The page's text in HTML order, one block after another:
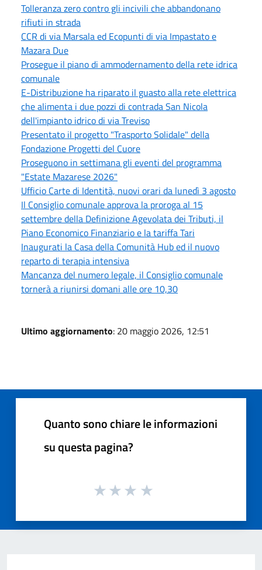
Tolleranza zero contro gli incivili che abbandonano
rifiuti in strada
CCR di via Marsala ed Ecopunti di via Impastato e
Mazara Due
Prosegue il piano di ammodernamento della rete idrica
comunale
E-Distribuzione ha riparato il guasto alla rete elettrica
che alimenta i due pozzi di contrada San Nicola
dell'impianto idrico di via Treviso
Presentato il progetto "Trasporto Solidale" della
Fondazione Progetti del Cuore
Proseguono in settimana gli eventi del programma
"Estate Mazarese 2026"
Ufficio Carte di Identità, nuovi orari da lunedì 3 agosto
Il Consiglio comunale approva la proroga al 15
settembre della Definizione Agevolata dei Tributi, il
Piano Economico Finanziario e la tariffa Tari
Inaugurati la Casa della Comunità Hub ed il nuovo
reparto di terapia intensiva
Mancanza del numero legale, il Consiglio comunale
tornerà a riunirsi domani alle ore 10,30
Ultimo aggiornamento: 20 maggio 2026, 12:51
Quanto sono chiare le informazioni
su questa pagina?